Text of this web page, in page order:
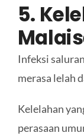
5.
Infeksi
merasa lelah
Kelelahan
perasaan